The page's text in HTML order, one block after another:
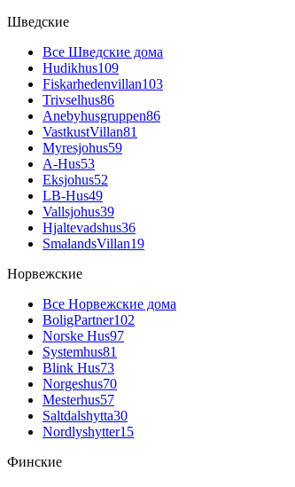
Шведские
Все Шведские дома
Hudikhus109
Fiskarhedenvillan103
Trivselhus86
Anebyhusgruppen86
VastkustVillan81
Myresjohus59
A-Hus53
Eksjohus52
LB-Hus49
Vallsjohus39
Hjaltevadshus36
SmalandsVillan19
Норвежские
Все Норвежские дома
BoligPartner102
Norske Hus97
Systemhus81
Blink Hus73
Norgeshus70
Mesterhus57
Saltdalshytta30
Nordlyshytter15
Финские